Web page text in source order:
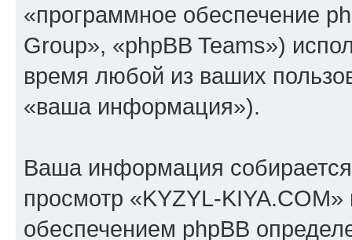
«программное обеспечение
Group», «phpBB Teams»)
время любой из ваших
«ваша информация»).
Ваша информация
просмотр «KYZYL-
обеспечением phpBB